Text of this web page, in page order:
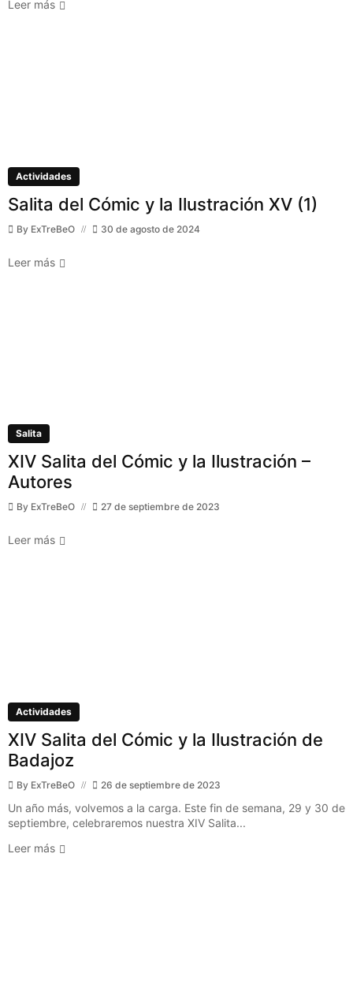
Leer más
Actividades
Salita del Cómic y la Ilustración XV (1)
By ExTreBeO 30 de agosto de 2024
Leer más
Salita
XIV Salita del Cómic y la Ilustración –
Autores
By ExTreBeO 27 de septiembre de 2023
Leer más
Actividades
XIV Salita del Cómic y la Ilustración de
Badajoz
By ExTreBeO 26 de septiembre de 2023
Un año más, volvemos a la carga. Este fin de semana, 29 y 30 de
septiembre, celebraremos nuestra XIV Salita...
Leer más